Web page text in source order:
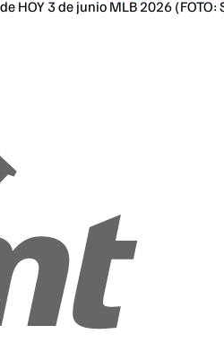
HOY 3 de junio MLB 2026